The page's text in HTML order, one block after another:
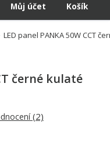
Můj účet Košík
LED panel PANKA 50W CCT
černé kulaté
(2)